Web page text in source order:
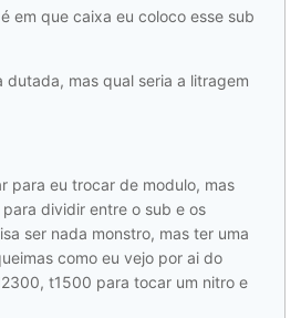
em que caixa eu coloco esse sub
mas qual seria a litragem
para eu trocar de modulo, mas
dividir entre o sub e os
ser nada monstro, mas ter uma
como eu vejo por ai do
t1500 para tocar um nitro e